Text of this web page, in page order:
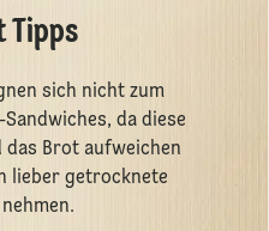
Tipps
sich nicht zum
Sandwiches, da diese
Brot aufweichen
lieber getrocknete
nehmen.